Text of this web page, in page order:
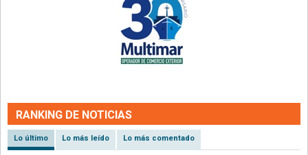
RANKING DE NOTICIAS
Lo último Lo más leído Lo más comentado